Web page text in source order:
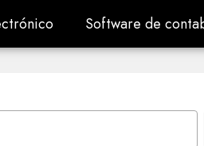
Software de
Software de